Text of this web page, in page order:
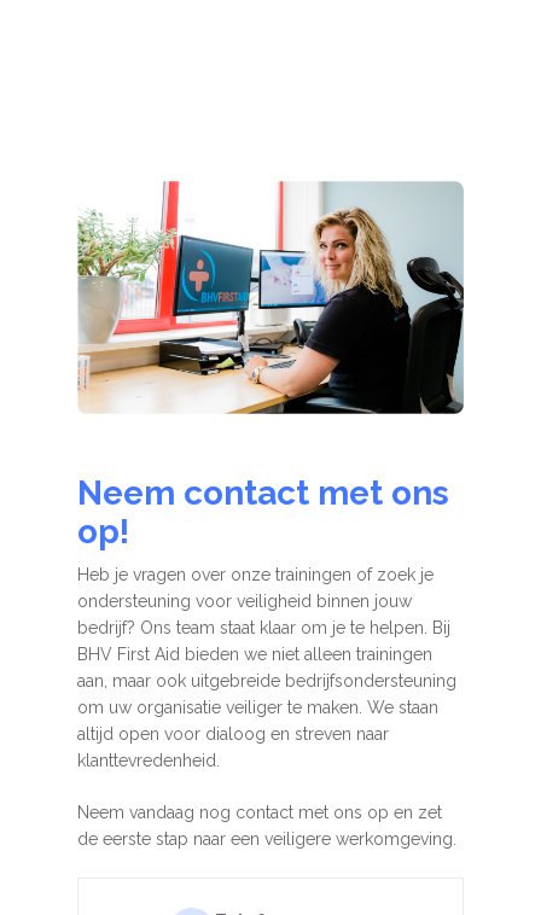
Neem contact met ons
op!
Heb je vragen over onze trainingen of zoek je
ondersteuning voor veiligheid binnen jouw
bedrijf? Ons team staat klaar om je te helpen. Bij
BHV First Aid bieden we niet alleen trainingen
aan, maar ook uitgebreide bedrijfsondersteuning
om uw organisatie veiliger te maken. We staan
altijd open voor dialoog en streven naar
klanttevredenheid.
Neem vandaag nog contact met ons op en zet
de eerste stap naar een veiligere werkomgeving.